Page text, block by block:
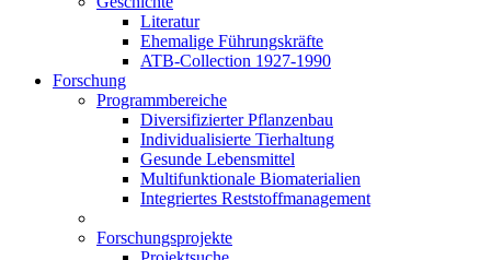
Literatur
Ehemalige Führungskräfte
ATB-Collection 1927-1990
Forschung
Programmbereiche
Diversifizierter Pflanzenbau
Individualisierte Tierhaltung
Gesunde Lebensmittel
Multifunktionale Biomaterialien
Integriertes Reststoffmanagement
Forschungsprojekte